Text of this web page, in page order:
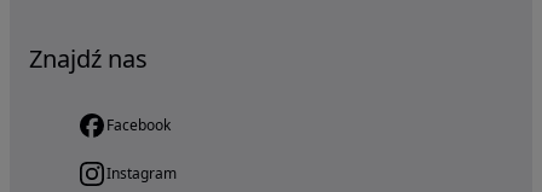
Znajdź nas
Facebook
Instagram